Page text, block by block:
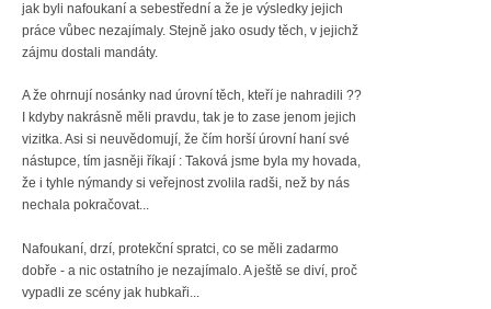
jak byli nafoukaní a sebestřední a že je výsledky jejich
práce vůbec nezajímaly. Stejně jako osudy těch, v jejichž
zájmu dostali mandáty.
A že ohrnují nosánky nad úrovní těch, kteří je nahradili ??
I kdyby nakrásně měli pravdu, tak je to zase jenom jejich
vizitka. Asi si neuvědomují, že čím horší úrovní haní své
nástupce, tím jasněji říkají : Taková jsme byla my hovada,
že i tyhle nýmandy si veřejnost zvolila radši, než by nás
nechala pokračovat...
Nafoukaní, drzí, protekční spratci, co se měli zadarmo
dobře - a nic ostatního je nezajímalo. A ještě se diví, proč
vypadli ze scény jak hubkaři...